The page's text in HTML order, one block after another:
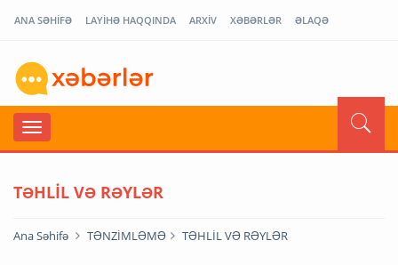
ANA SƏHİFƏ LAYİHƏ HAQQINDA ARXİV XƏBƏRLƏR ƏLAQƏ
TƏHLİL VƏ RƏYLƏR
Ana Səhifə TƏNZİMLƏMƏ TƏHLİL VƏ RƏYLƏR